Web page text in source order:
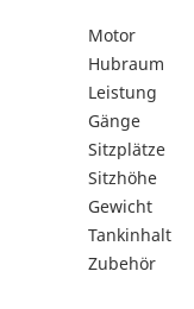
Motor
Hubraum
Leistung
Gänge
Sitzplätze
Sitzhöhe
Gewicht
Tankinhalt
Zubehör